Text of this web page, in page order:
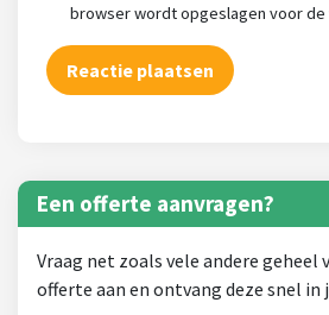
browser wordt opgeslagen voor de
Een offerte aanvragen?
Vraag net zoals vele andere geheel
offerte aan en ontvang deze snel in